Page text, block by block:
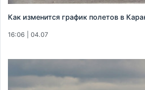
Как изменится график полетов в
16:06 | 04.07